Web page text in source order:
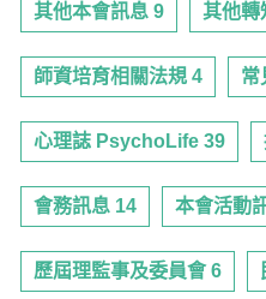
其他本會訊息 9 其他轉
師資培育相關法規 4 常
心理誌 PsychoLife 39
會務訊息 14 本會活動
歷屆理監事及委員會 6